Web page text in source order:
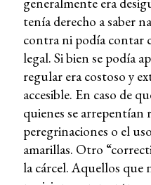
tenía derecho a saber
contra ni podía contar
legal. Si bien se podía
regular era costoso y
accesible. En caso de
quienes se arrepentían
peregrinaciones o el
amarillas. Otro
la cárcel. Aquellos que